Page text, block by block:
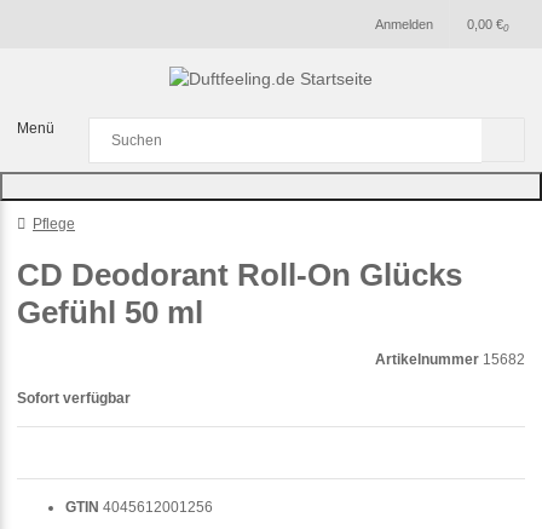
Anmelden 0
0,00 €
Menü
Pflege
CD Deodorant Roll-On Glücks
Gefühl 50 ml
Artikelnummer 15682
GTIN 4045612001256
Sofort verfügbar